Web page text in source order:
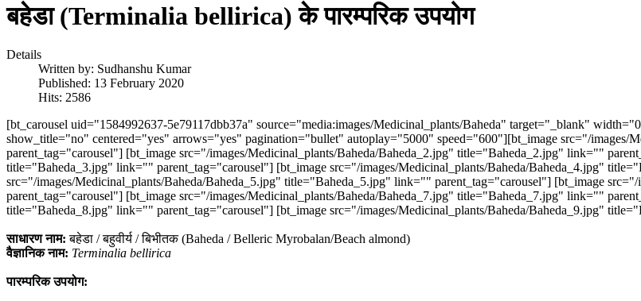
बहेडा (Terminalia bellirica) के पारम्परिक उपयोग
Details
Written by: Sudhanshu Kumar
Published: 13 February 2020
Hits: 2586
[bt_carousel uid="1584992637-5e79117dbb37a" source="media:images/Medicinal_plants/Baheda" target="_blank"
show_title="no" centered="yes" arrows="yes" pagination="bullet" autoplay="5000" speed="600"][bt_image src="/images/
parent_tag="carousel"] [bt_image src="/images/Medicinal_plants/Baheda/Baheda_2.jpg" title="Baheda_2.jpg" link=""
title="Baheda_3.jpg" link="" parent_tag="carousel"] [bt_image src="/images/Medicinal_plants/Baheda/Baheda_4.jpg"
src="/images/Medicinal_plants/Baheda/Baheda_5.jpg" title="Baheda_5.jpg" link="" parent_tag="carousel"] [bt_image
parent_tag="carousel"] [bt_image src="/images/Medicinal_plants/Baheda/Baheda_7.jpg" title="Baheda_7.jpg" link=""
title="Baheda_8.jpg" link="" parent_tag="carousel"] [bt_image src="/images/Medicinal_plants/Baheda/Baheda_9.jpg"
साधारण नाम: बहेडा / बहुवीर्य / बिभीतक (Baheda / Belleric Myrobalan/Beach almond)
वैज्ञानिक नाम: Terminalia bellirica
पारम्परिक उपयोग: